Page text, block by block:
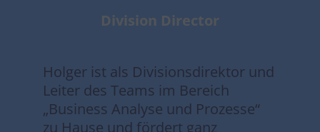
Division Director
Holger ist als Divisionsdirektor und
Leiter des Teams im Bereich
„Business Analyse und Prozesse“
zu Hause und fördert ganz